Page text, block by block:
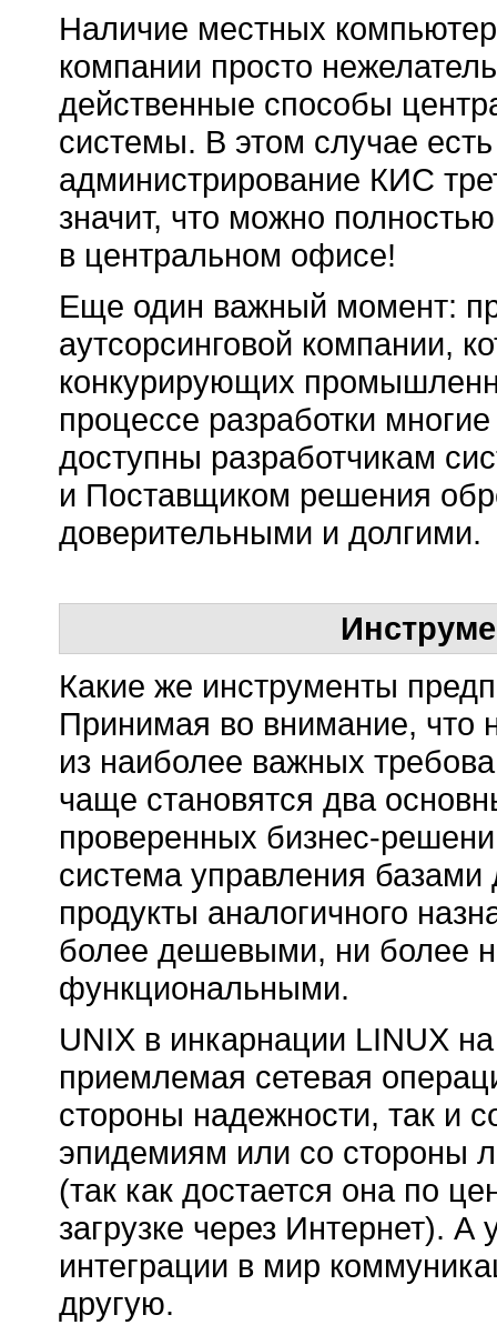
Наличие местных
компании просто
действенные способы
системы. В этом случае
администрирование КИС
значит, что можно
в центральном офисе!
Еще один важный момент:
аутсорсинговой компании,
конкурирующих
процессе разработки
доступны разработчикам
и Поставщиком решения
доверительными и долгими.
Какие же инструменты
Принимая во внимание, что
из наиболее важных
чаще становятся два
проверенных бизнес-
система управления
продукты аналогичного
более дешевыми, ни более
функциональными.
UNIX в инкарнации LINUX
приемлемая сетевая
стороны надежности, так и
эпидемиям или со стороны
(так как достается она по
загрузке через Интернет).
интеграции в мир
другую.